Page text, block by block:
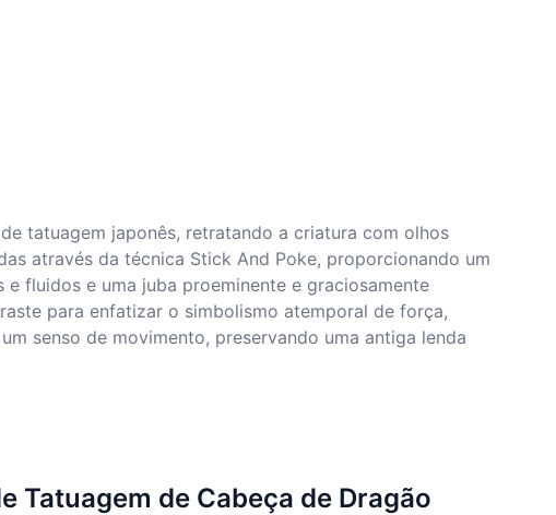
tatuagem japonês, retratando a criatura com olhos
através da técnica Stick And Poke, proporcionando um
fluidos e uma juba proeminente e graciosamente
para enfatizar o simbolismo atemporal de força,
senso de movimento, preservando uma antiga lenda
Tatuagem de Cabeça de Dragão